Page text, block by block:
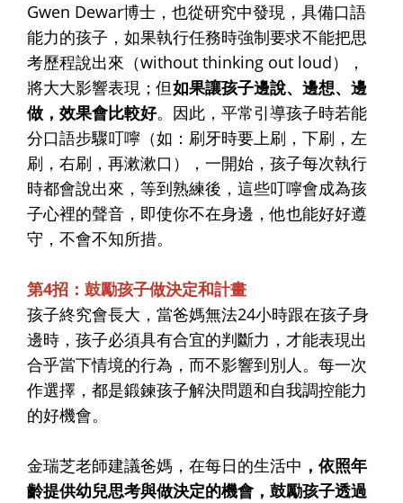
Gwen Dewar博士，也從研究中發現，具備口語
能力的孩子，如果執行任務時強制要求不能把思
考歷程說出來（without thinking out loud），
將大大影響表現；但如果讓孩子邊說、邊想、邊
做，效果會比較好。因此，平常引導孩子時若能
分口語步驟叮嚀（如：刷牙時要上刷，下刷，左
刷，右刷，再漱漱口），一開始，孩子每次執行
時都會說出來，等到熟練後，這些叮嚀會成為孩
子心裡的聲音，即使你不在身邊，他也能好好遵
守，不會不知所措。
第4招：鼓勵孩子做決定和計畫
孩子終究會長大，當爸媽無法24小時跟在孩子身
邊時，孩子必須具有合宜的判斷力，才能表現出
合乎當下情境的行為，而不影響到別人。每一次
作選擇，都是鍛鍊孩子解決問題和自我調控能力
的好機會。
金瑞芝老師建議爸媽，在每日的生活中 ，依照年
齡提供幼兒思考與做決定的機會，鼓勵孩子透過